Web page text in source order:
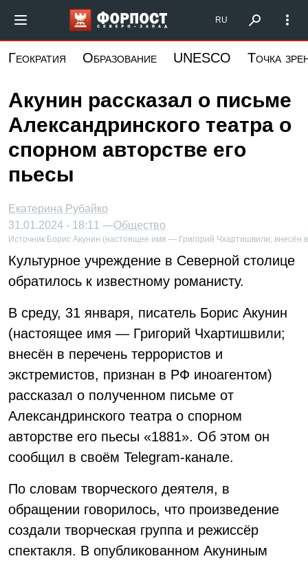
основному
Форпост Северо-Запад
RU
Геократия Образование UNESCO Точка
Акунин рассказал о письме
Александринского театра о
спорном авторстве его
пьесы
Екатерина Рубайко
31.01.2024 - 18:11 —Общество
Источник: Борис Акунин (настоящее имя — Григорий Чхартишвили; внесён
Культурное учреждение в Северной столице
обратилось к известному романисту.
В среду, 31 января, писатель Борис Акунин
(настоящее имя — Григорий Чхартишвили;
внесён в перечень террористов и
экстремистов, признан в РФ иноагентом)
рассказал о полученном письме от
Александринского театра о спорном
авторстве его пьесы «1881». Об этом он
сообщил в своём Telegram-канале.
По словам творческого деятеля, в
обращении говорилось, что произведение
создали творческая группа и режиссёр
спектакля. В опубликованном Акуниным